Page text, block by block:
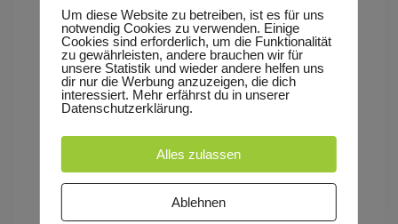
Stall rumstehen, das könnte man ja mal fragen…
Lesung mit Martin Hug (Musik) und Matthias Folz
(Erzähler)
SCHWEINNACHTSMANN
Um diese Website zu betreiben, ist es für uns
notwendig Cookies zu verwenden. Einige
Cookies sind erforderlich, um die Funktionalität
zu gewährleisten, andere brauchen wir für
unsere Statistik und wieder andere helfen uns
dir nur die Werbung anzuzeigen, die dich
interessiert. Mehr erfährst du in unserer
Datenschutzerklärung.
Alles zulassen
Ablehnen